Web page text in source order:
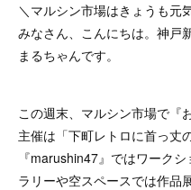
＼マルシン市場はきょうも元
みなさん、こんにちは。神戸
まるちゃんです。
この週末、マルシン市場で『
主催は「下町レトロに首っ丈
『marushin47』ではワーク
ラリーや空スペースでは作品